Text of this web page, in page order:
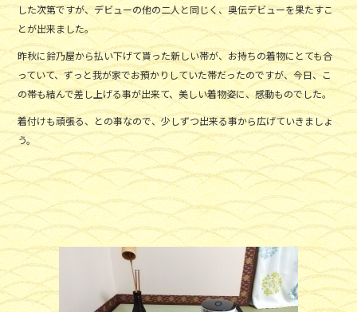
した次第ですが、デビューの他の二人と同じく、奥伝デビューを果たすこ
とが出来ました。
昨秋に鈴乃屋から払い下げて貰った新しい帯が、お持ちの着物にとても合
っていて、ずっと我が家でお預かりしていた帯だったのですが、今日、こ
の帯も結んで差し上げる事が出来て、美しい着物姿に、感動ものでした。
着付けも頑張る、との事なので、少しずつ出来る事から広げていきましょ
う。